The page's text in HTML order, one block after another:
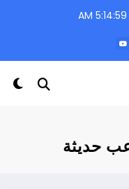
5:14:59 AM
حديثة